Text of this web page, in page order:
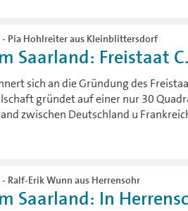
- Pia Hohlreiter aus Kleinblittersdorf
Saarland: Freistaat
sich an die Gründung des
gründet auf einer nur 30
zwischen Deutschland u
Ralf-Erik Wunn aus Herrensohr
Saarland: In